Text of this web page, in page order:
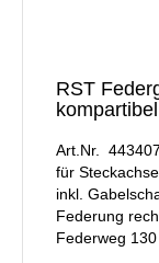
RST
Art.Nr. 443407
für
inkl.
Federung
Federweg